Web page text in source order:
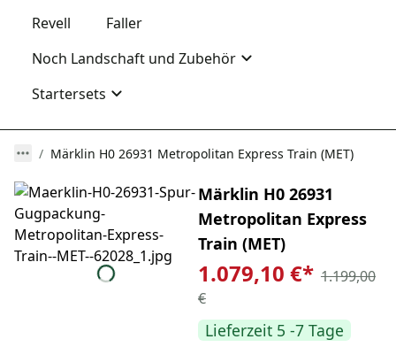
Revell
Faller
Noch Landschaft und Zubehör
Startersets
Märklin H0 26931 Metropolitan Express Train (MET)
Märklin H0 26931
Metropolitan Express
Train (MET)
1.079,10 €* 1.199,00
€
Lieferzeit 5 -7 Tage